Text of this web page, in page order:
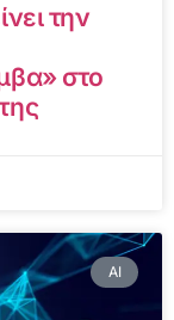
την
στο
AI